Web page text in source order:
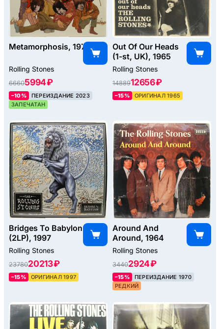
Metamorphosis, 1975
Rolling Stones
66605994 ₽
–10%
ПЕРЕИЗДАНИЕ 2023
ЗАПЕЧАТАН
Out Of Our Heads
(1-st, UK), 1965
Rolling Stones
1488912656 ₽
–15% ОРИГИНАЛ 1965
Bridges To Babylon
(2LP), 1997
Rolling Stones
2378020213 ₽
–15% ОРИГИНАЛ 1997
Around And
Around, 1964
Rolling Stones
34402924 ₽
–15%
ПЕРЕИЗДАНИЕ 1970
РЕДКИЙ